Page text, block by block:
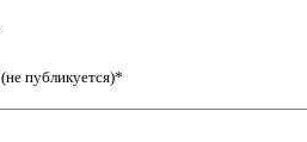
(не публикуется)*